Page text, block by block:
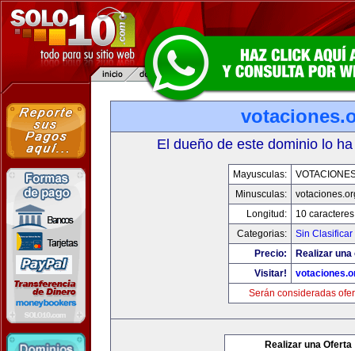
El dueño de este dominio lo
Mayusculas:
Minusculas:
Longitud:
10 caracteres
Categorias:
Sin Clasificar
Precio:
Realizar
Visitar!
Serán consideradas
Realizar una Oferta